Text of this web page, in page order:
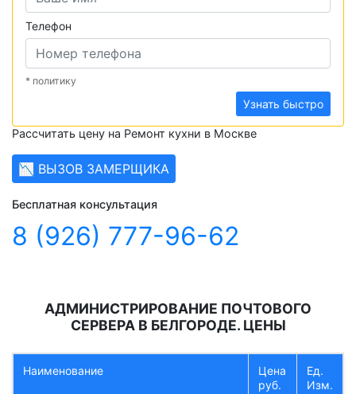
Телефон
* политику
Узнать быстро
Рассчитать цену на Ремонт кухни в Москве
📉 ВЫЗОВ ЗАМЕРЩИКА
Бесплатная консультация
8 (926) 777-96-62
АДМИНИСТРИРОВАНИЕ ПОЧТОВОГО
СЕРВЕРА В БЕЛГОРОДЕ. ЦЕНЫ
Наименование
Цена
руб.
Ед.
Изм.